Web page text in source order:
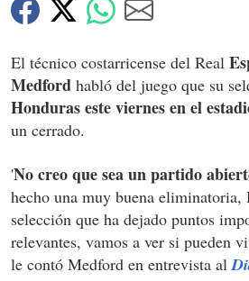
El técnico costarricense del Real
Medford habló del juego que su
Honduras este viernes en el
un cerrado.
'No creo que sea un partido
hecho una muy buena eliminatoria,
selección que ha dejado puntos
relevantes, vamos a ver si pueden
le contó Medford en entrevista al